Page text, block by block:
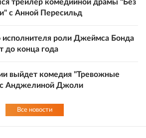
трейлер комедийной драмы "Без
с Анной Пересильд
исполнителя роли Джеймса Бонда
до конца года
выйдет комедия "Тревожные
Анджелиной Джоли
Все новости